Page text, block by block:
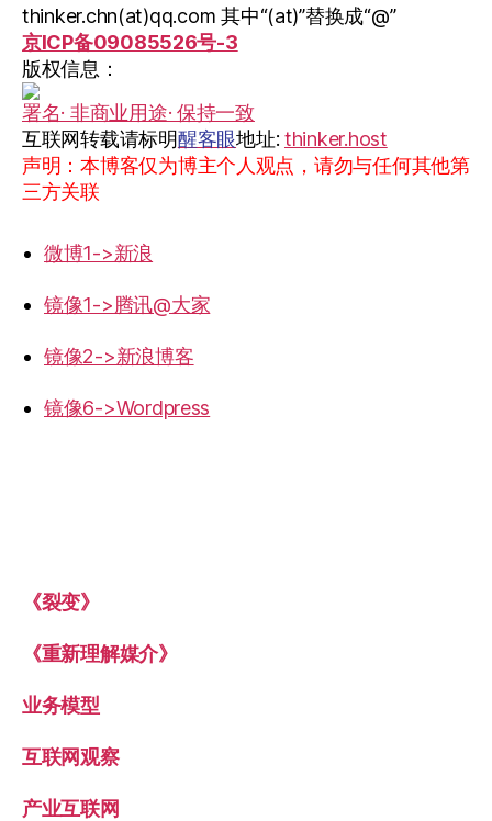
thinker.chn(at)qq.com 其中“(at)”替换成“@”
京ICP备09085526号-3
版权信息：
署名· 非商业用途· 保持一致
互联网转载请标明醒客眼地址: thinker.host
声明：本博客仅为博主个人观点，请勿与任何其他第
三方关联
微博1->新浪
镜像1->腾讯@大家
镜像2->新浪博客
镜像6->Wordpress
《裂变》
《重新理解媒介》
业务模型
互联网观察
产业互联网